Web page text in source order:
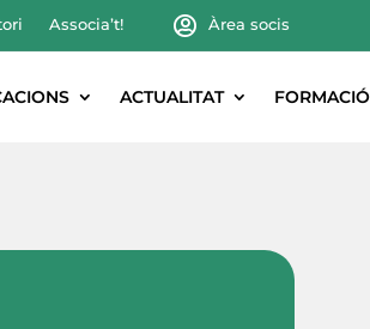
Associa’t! Àrea socis
ACTUALITAT FORMACIÓ